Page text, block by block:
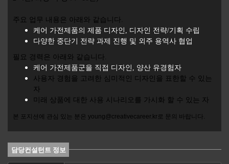
주요 업무 내용은 아래와 같습니다.
케어 가전제품의 제품 디자인, 디자인 전략/기획 수립
다양한 중단기 전략 과제 진행 및 외주 용역사 협업
필요 경력은 아래와 같습니다.
케어 가전제품군을 직접 디자인, 양산 유경험자
사용자 경험을 고려한 심미적인 디자인을 표한할 수 있는
자
미래 상품에 대한 사용 시나리오를 가시화 할 수 있는 자
본 포지션에 관심 있는 분은 young@creativecareer.kr로 문의 바랍니다.
담당컨설턴트 정보